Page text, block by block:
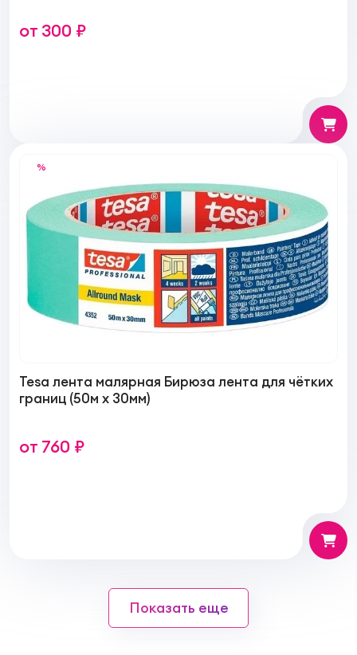
от 300 ₽
%
Tesa лента малярная Бирюза лента для чётких
границ (50м х 30мм)
от 760 ₽
Показать еще